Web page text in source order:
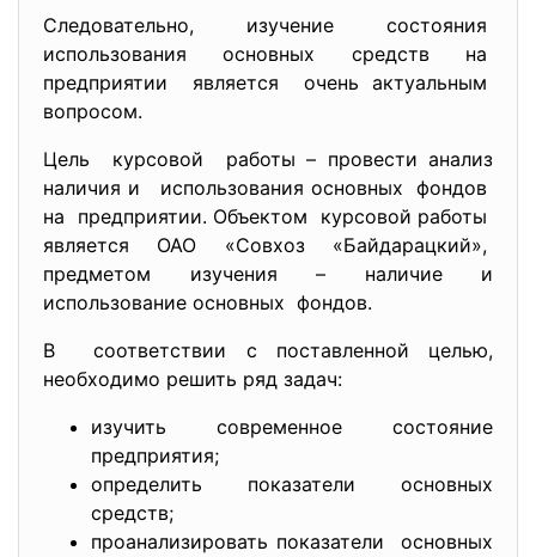
Следовательно, изучение состояния
использования основных средств на
предприятии является очень актуальным
вопросом.
Цель курсовой работы – провести анализ
наличия и использования основных фондов
на предприятии. Объектом курсовой работы
является ОАО «Совхоз «Байдарацкий»,
предметом изучения – наличие и
использование основных фондов.
В соответствии с поставленной целью,
необходимо решить ряд задач:
изучить современное состояние
предприятия;
определить показатели основных
средств;
проанализировать показатели основных